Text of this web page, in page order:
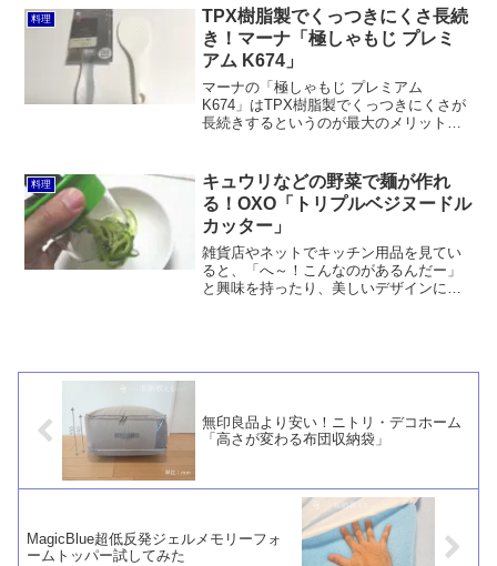
にも繋がるのがメリット。一方で、バッ
ター液を濃くしすぎるとスーパーで売っ
ているトンカツのように衣が厚くなって
油もよく吸ってしまうのがデメリットで
しょうか。
料理
TPX樹脂製でくっつきにくさ長続
き！マーナ「極しゃもじ プレミ
アム K674」
マーナの「極しゃもじ プレミアム
K674」はTPX樹脂製でくっつきにくさが
長続きするというのが最大のメリットで
ながら2年ほど使った結果、食洗機で洗い
続けたためかご飯粒がくっつくようにな
りました。それでも、その後に使ったし
ゃもじよりずっと良いです。
料理
キュウリなどの野菜で麺が作れ
る！OXO「トリプルベジヌードル
カッター」
雑貨店やネットでキッチン用品を見てい
ると、「へ～！こんなのがあるんだー」
と興味を持ったり、美しいデザインにつ
無印良品より安い！ニトリ・デコホーム
「高さが変わる布団収納袋」
MagicBlue超低反発ジェルメモリーフォ
ームトッパー試してみた